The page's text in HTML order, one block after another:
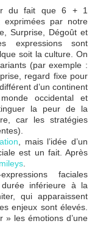
du fait que 6 + 1
exprimées par notre
Surprise, Dégoût et
expressions sont
soit la culture. On
(par exemple :
regard fixe pour
d’un continent
occidental et
la peur de la
car les stratégies
, mais l’idée d’un
est un fait. Après
faciales
durée inférieure à la
qui apparaissent
enjeux sont élevés.
» les émotions d’une